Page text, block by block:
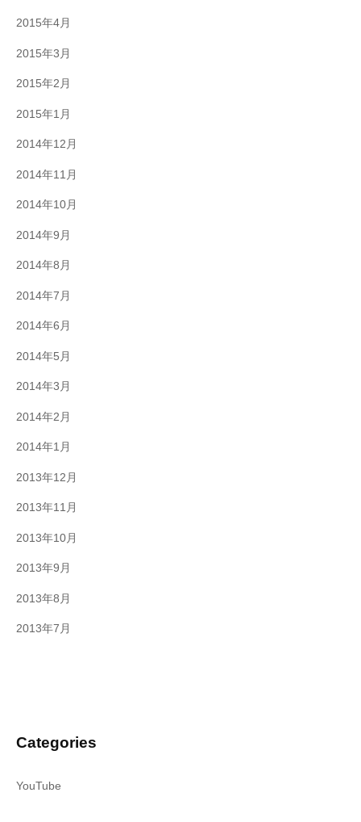
2015年4月
2015年3月
2015年2月
2015年1月
2014年12月
2014年11月
2014年10月
2014年9月
2014年8月
2014年7月
2014年6月
2014年5月
2014年3月
2014年2月
2014年1月
2013年12月
2013年11月
2013年10月
2013年9月
2013年8月
2013年7月
Categories
YouTube